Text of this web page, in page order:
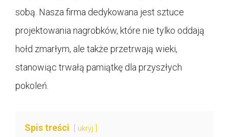
sobą. Nasza firma dedykowana jest sztuce
projektowania nagrobków, które nie tylko oddają
hołd zmarłym, ale także przetrwają wieki,
stanowiąc trwałą pamiątkę dla przyszłych
pokoleń.
Spis treści ukryj